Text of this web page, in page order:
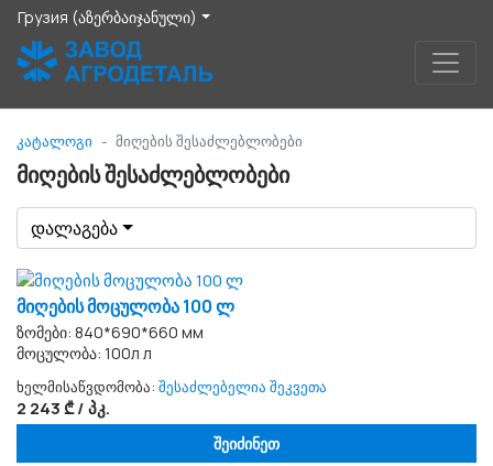
Грузия (აზერბაიჯანული)
კატალოგი მიღების შესაძლებლობები
მიღების შესაძლებლობები
დალაგება
მიღების მოცულობა 100 ლ
ზომები: 840*690*660 мм
მოცულობა: 100л л
ხელმისაწვდომობა: შესაძლებელია შეკვეთა
2 243 ₾ / პკ.
შეიძინეთ